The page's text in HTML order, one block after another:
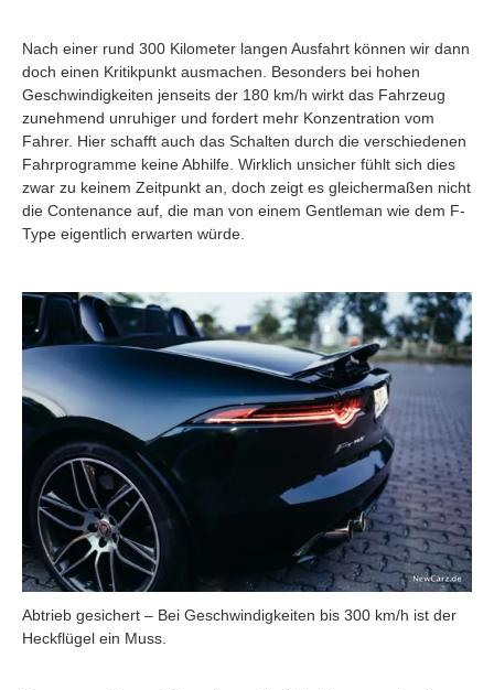
Nach einer rund 300 Kilometer langen Ausfahrt können wir dann
doch einen Kritikpunkt ausmachen. Besonders bei hohen
Geschwindigkeiten jenseits der 180 km/h wirkt das Fahrzeug
zunehmend unruhiger und fordert mehr Konzentration vom
Fahrer. Hier schafft auch das Schalten durch die verschiedenen
Fahrprogramme keine Abhilfe. Wirklich unsicher fühlt sich dies
zwar zu keinem Zeitpunkt an, doch zeigt es gleichermaßen nicht
die Contenance auf, die man von einem Gentleman wie dem F-
Type eigentlich erwarten würde.
Abtrieb gesichert – Bei Geschwindigkeiten bis 300 km/h ist der
Heckflügel ein Muss.